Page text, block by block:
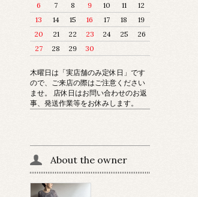
6
7 8 9 10 11
12
13
14 15 16 17 18
19
20
21 22 23 24 25
26
27
28 29 30
木曜日は「実店舗のみ定休日」です
ので、ご来店の際はご注意ください
ませ。 店休日はお問い合わせのお返
事、発送作業等をお休みします。
About the owner